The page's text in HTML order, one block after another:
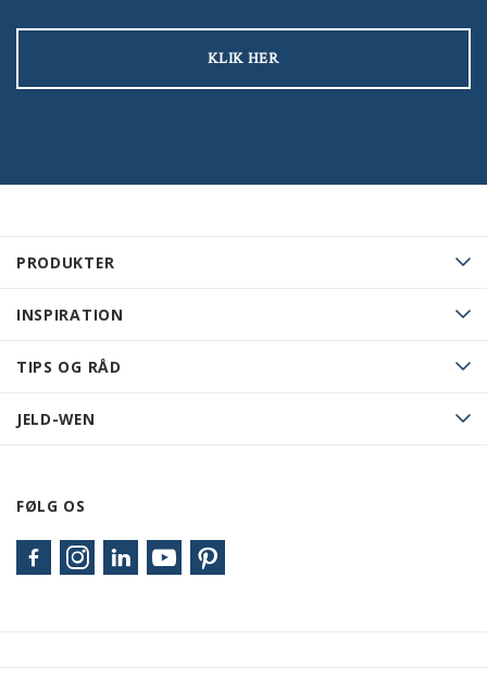
PRODUKTER
INSPIRATION
TIPS OG RÅD
JELD-WEN
FØLG OS
KLIK HER